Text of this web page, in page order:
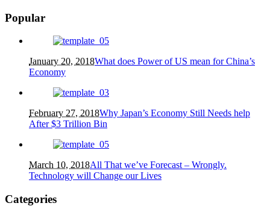
Popular
January 20, 2018What does Power of US mean for China’s
Economy
February 27, 2018Why Japan’s Economy Still Needs help
After $3 Trillion Bin
March 10, 2018All That we’ve Forecast – Wrongly.
Technology will Change our Lives
Categories